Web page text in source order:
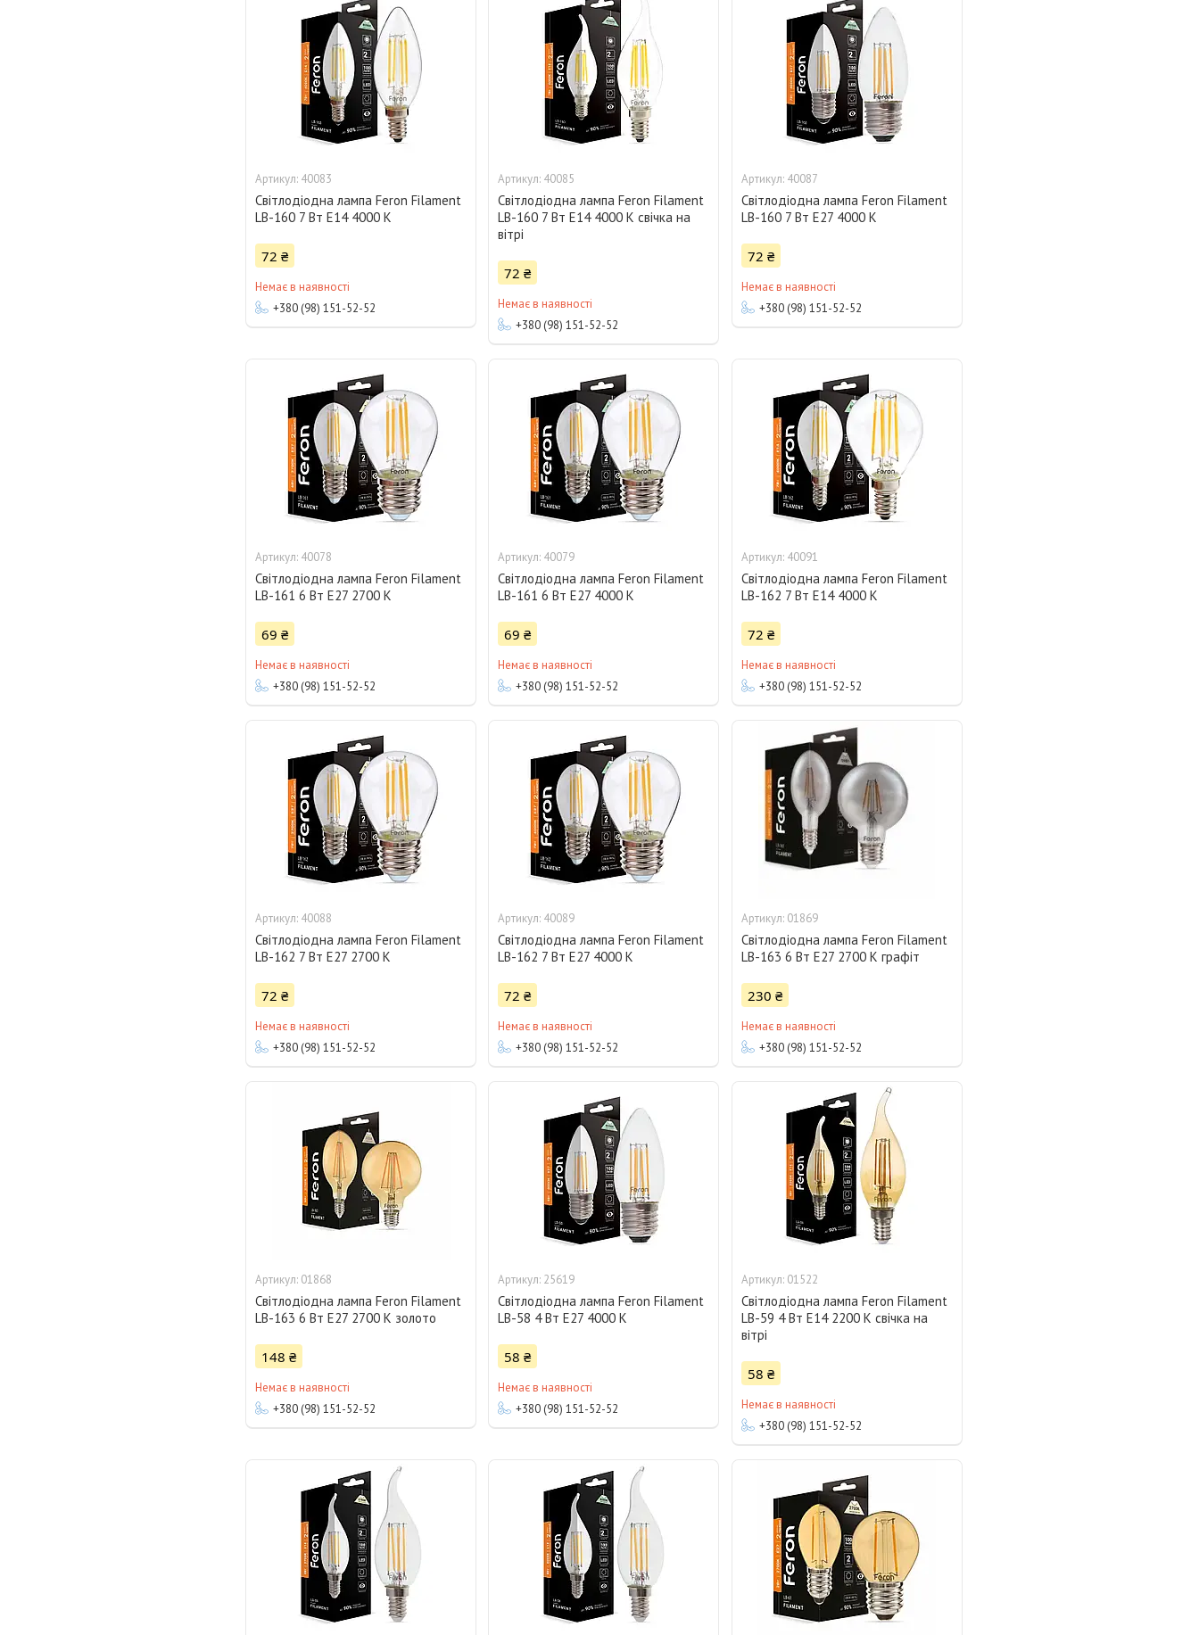
40083
Світлодіодна лампа Feron Filament
LB-160 7 Вт E14 4000 K
72 ₴
Немає в наявності
+380 (98) 151-52-52
40085
Світлодіодна лампа Feron Filament
LB-160 7 Вт E14 4000 K свічка на
вітрі
72 ₴
Немає в наявності
+380 (98) 151-52-52
40087
Світлодіодна лампа Feron Filament
LB-160 7 Вт E27 4000 K
72 ₴
Немає в наявності
+380 (98) 151-52-52
40078
Світлодіодна лампа Feron Filament
LB-161 6 Вт E27 2700 K
69 ₴
Немає в наявності
+380 (98) 151-52-52
40079
Світлодіодна лампа Feron Filament
LB-161 6 Вт E27 4000 K
69 ₴
Немає в наявності
+380 (98) 151-52-52
40091
Світлодіодна лампа Feron Filament
LB-162 7 Вт E14 4000 K
72 ₴
Немає в наявності
+380 (98) 151-52-52
40088
Світлодіодна лампа Feron Filament
LB-162 7 Вт E27 2700 K
72 ₴
Немає в наявності
+380 (98) 151-52-52
40089
Світлодіодна лампа Feron Filament
LB-162 7 Вт E27 4000 K
72 ₴
Немає в наявності
+380 (98) 151-52-52
01869
Світлодіодна лампа Feron Filament
LB-163 6 Вт E27 2700 K графіт
230 ₴
Немає в наявності
+380 (98) 151-52-52
01868
Світлодіодна лампа Feron Filament
LB-163 6 Вт E27 2700 K золото
148 ₴
Немає в наявності
+380 (98) 151-52-52
25619
Світлодіодна лампа Feron Filament
LB-58 4 Вт E27 4000 K
58 ₴
Немає в наявності
+380 (98) 151-52-52
01522
Світлодіодна лампа Feron Filament
LB-59 4 Вт E14 2200 K свічка на
вітрі
58 ₴
Немає в наявності
+380 (98) 151-52-52